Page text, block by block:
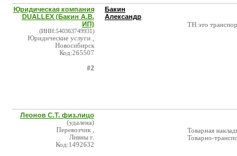
Юридическая компания
DUALLEX (Бакин А.В.
ИП)
(ИНН:540363749931)
Юридические услуги ,
Новосибирск
Код:265507
#2
Бакин
Александр
ТН это
Леонов С.Т. физ.лицо
(удалена)
Перевозчик ,
Ливны г.
Код:1492632
Товарная
Товарно-